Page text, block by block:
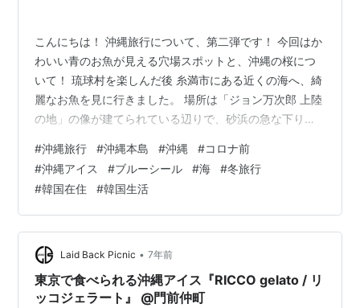
こんにちは！ 沖縄旅行について、第二弾です！ 今回はか
わいい青のお魚が見える穴場スポットと、沖縄の桜につ
いて！ 琉球村を楽しんだ後 糸満市にある近くの海へ、綺
麗なお魚を見に行きました。 場所は「ジョン万次郎 上陸
の地」の像が建てられている辺りで、砂浜の急な下り坂
ず、石の上を歩いて奥のほうまで進んでいくと、ようや
く見つけました。 透き通る水の中を泳ぐ、青色のお魚が
映えて見え、とても綺麗でした。 人が近づくと沢山寄っ
てきてくれます♡ 美ら海水族館まで遠くて行く時間がな
い… 沖縄に来たからには自然のお魚も見てみたい… とい
う方に、おすすめの穴場スポ…
#沖縄旅行 #沖縄本島 #沖縄 #コロナ前
#沖縄アイス #ブルーシール #海 #冬旅行
#韓国在住 #韓国生活
Laid Back Picnic • 7年前
東京で食べられる沖縄アイス『RICCO gelato / リ
ッコジェラート』 @門前仲町